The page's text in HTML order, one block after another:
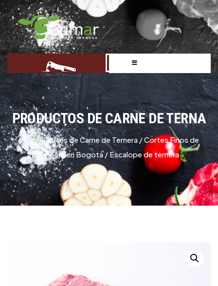
PRODUCTOS DE CARNE DE TERNA
Inicio/Cortes de Carne de Ternera /Cortes Finos de
Ternera en Bogotá/ Escalope de ternera